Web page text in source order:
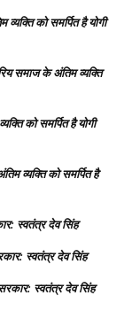
को समर्पित है योगी
समाज के अंतिम व्यक्ति
को समर्पित है योगी
व्यक्ति को समर्पित है
स्वतंत्र देव सिंह
स्वतंत्र देव सिंह
स्वतंत्र देव सिंह